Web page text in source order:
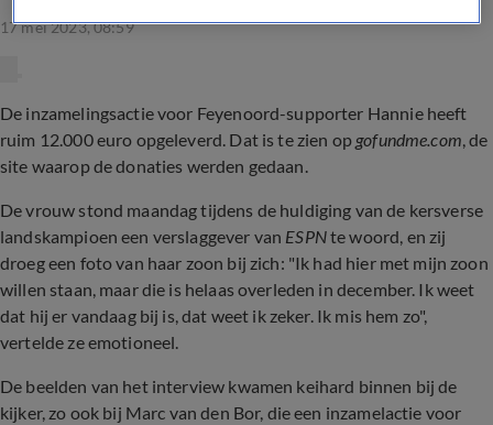
17 mei 2023, 08:59
De inzamelingsactie voor Feyenoord-supporter Hannie heeft
ruim 12.000 euro opgeleverd. Dat is te zien opgofundme.com, de
site waarop de donaties werden gedaan.
De vrouw stond maandag tijdens de huldiging van de kersverse
landskampioen een verslaggever van ESPNte woord, en zij
droeg een foto van haar zoon bij zich: "Ik had hier met mijn zoon
willen staan, maar die is helaas overleden in december. Ik weet
dat hij er vandaag bij is, dat weet ik zeker. Ik mis hem zo",
vertelde ze emotioneel.
De beelden van het interview kwamen keihard binnen bij de
kijker, zo ook bij Marc van den Bor, die een inzamelactie voor